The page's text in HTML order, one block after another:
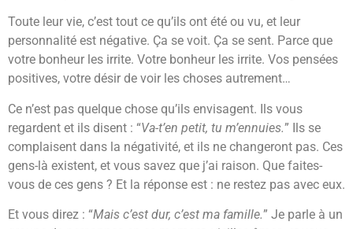
Toute leur vie, c’est tout ce qu’ils ont été ou vu, et leur
personnalité est négative. Ça se voit. Ça se sent. Parce que
votre bonheur les irrite. Votre bonheur les irrite. Vos pensées
positives, votre désir de voir les choses autrement…
Ce n’est pas quelque chose qu’ils envisagent. Ils vous
regardent et ils disent : “Va-t’en petit, tu m’ennuies.” Ils se
complaisent dans la négativité, et ils ne changeront pas. Ces
gens-là existent, et vous savez que j’ai raison. Que faites-
vous de ces gens ? Et la réponse est : ne restez pas avec eux.
Et vous direz : “Mais c’est dur, c’est ma famille.” Je parle à un